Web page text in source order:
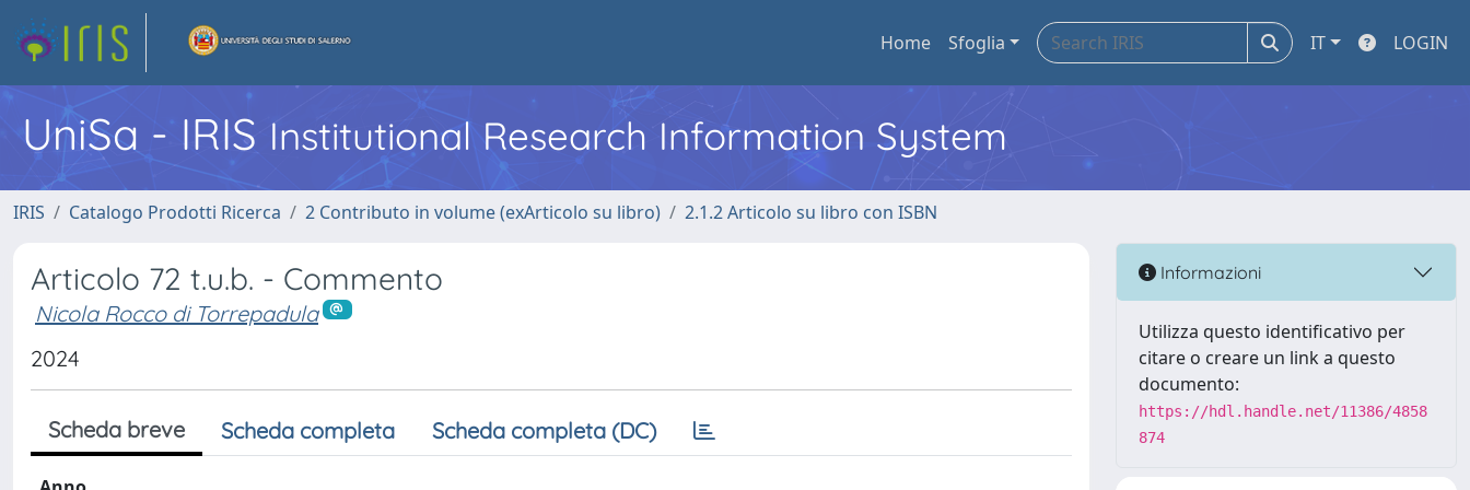
Home Sfoglia IT LOGIN
UniSa - IRIS Institutional Research Information System
IRIS Catalogo Prodotti Ricerca 2 Contributo in volume (exArticolo su libro) 2.1.2 Articolo su libro con ISBN
Articolo 72 t.u.b. - Commento
Nicola Rocco di Torrepadula
2024
Scheda breve Scheda completa Scheda completa (DC)
Informazioni
Utilizza questo identificativo per
citare o creare un link a questo
documento:
https://hdl.handle.net/11386/4858
874